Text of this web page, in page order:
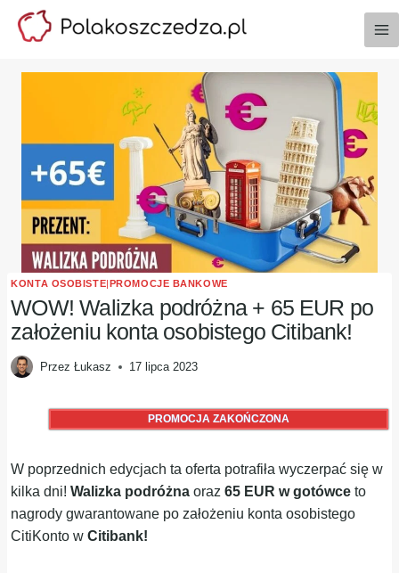
Przejdź
KONTA OSOBISTE|PROMOCJE BANKOWE
WOW! Walizka podróżna + 65 EUR po
założeniu konta osobistego Citibank!
Przez Łukasz 17 lipca 2023
PROMOCJA ZAKOŃCZONA
W poprzednich edycjach ta oferta potrafiła wyczerpać się w
kilka dni!Walizka podróżna oraz65 EUR w gotówce to
nagrody gwarantowane po założeniu konta osobistego
CitiKonto wCitibank!